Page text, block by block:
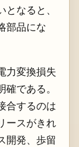
なると、
部品にな
力変換損失
である。
合するのは
ースがきれ
開発、歩留